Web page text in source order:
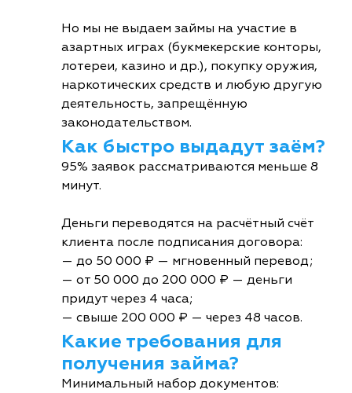
Но мы не выдаем займы на участие в
азартных играх (букмекерские конторы,
лотереи, казино и др.), покупку оружия,
наркотических средств и любую другую
деятельность, запрещённую
законодательством.
Как быстро выдадут заём?
95% заявок рассматриваются меньше 8
минут.
Деньги переводятся на расчётный счёт
клиента после подписания договора:
— до 50 000 ₽ — мгновенный перевод;
— от 50 000 до 200 000 ₽ — деньги
придут через 4 часа;
— свыше 200 000 ₽ — через 48 часов.
Какие требования для
получения займа?
Минимальный набор документов: